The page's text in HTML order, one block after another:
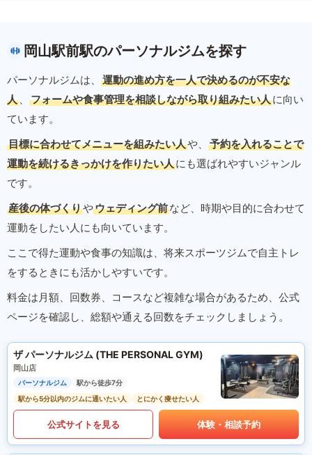
岡山駅前駅のパーソナルジムを探す
パーソナルジムは、
運動の進め方を一人で決めるのが不安な
人 、 フォームや食事管理を相談しながら取り組みたい人に向い
ています。
目標に合わせてメニューを組みたい人や、
予約を入れることで
運動を続けるきっかけを作りたい人にも選ばれやすいジャンル
です。
産後の体づくりやウェディング前など、時期や目的に合わせて
運動をしたい人にも向いています。
ここで得た運動や食事の知識は、将来スポーツジムで自主トレ
をするときにも活かしやすいです。
料金は月額、回数券、コースなど複雑な場合があるため、公式
ページを確認し、総額や通える回数をチェックしましょう。
ザ パーソナルジム (THE PERSONAL GYM)
岡山店
パーソナルジム
駅から徒歩7分
駅から5分以内のジムに通いたい人
とにかく痩せたい人
公式サイトを見る 体験・相談予約